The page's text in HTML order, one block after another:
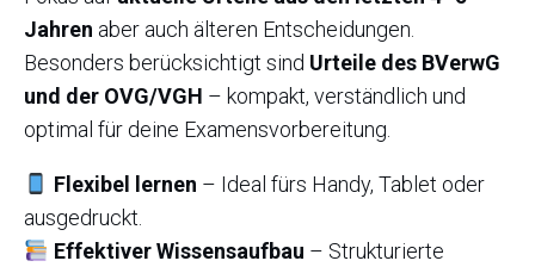
Jahren aber auch älteren Entscheidungen.
Besonders berücksichtigt sind Urteile des BVerwG
und der OVG/VGH – kompakt, verständlich und
optimal für deine Examensvorbereitung.
Flexibel lernen – Ideal fürs Handy, Tablet oder
ausgedruckt.
Effektiver Wissensaufbau – Strukturierte